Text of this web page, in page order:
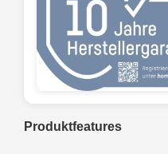
Produktfeatures